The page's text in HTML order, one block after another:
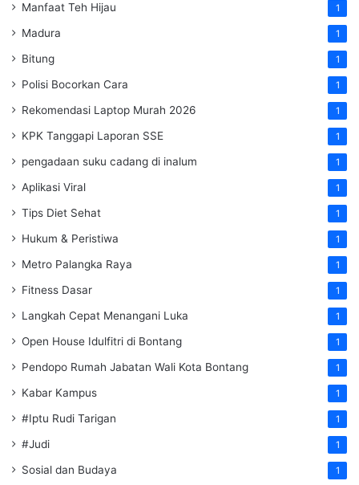
Manfaat Teh Hijau 1
Madura 1
Bitung 1
Polisi Bocorkan Cara 1
Rekomendasi Laptop Murah 2026 1
KPK Tanggapi Laporan SSE 1
pengadaan suku cadang di inalum 1
Aplikasi Viral 1
Tips Diet Sehat 1
Hukum & Peristiwa 1
Metro Palangka Raya 1
Fitness Dasar 1
Langkah Cepat Menangani Luka 1
Open House Idulfitri di Bontang 1
Pendopo Rumah Jabatan Wali Kota Bontang 1
Kabar Kampus 1
#Iptu Rudi Tarigan 1
#Judi 1
Sosial dan Budaya 1